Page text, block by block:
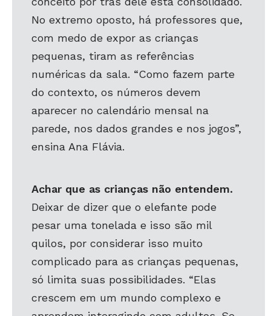
No extremo oposto, há professores que,
com medo de expor as crianças
pequenas, tiram as referências
numéricas da sala. “Como fazem parte
do contexto, os números devem
aparecer no calendário mensal na
parede, nos dados grandes e nos jogos”,
ensina Ana Flávia.
Achar que as crianças não entendem.
Deixar de dizer que o elefante pode
pesar uma tonelada e isso são mil
quilos, por considerar isso muito
complicado para as crianças pequenas,
só limita suas possibilidades. “Elas
crescem em um mundo complexo e